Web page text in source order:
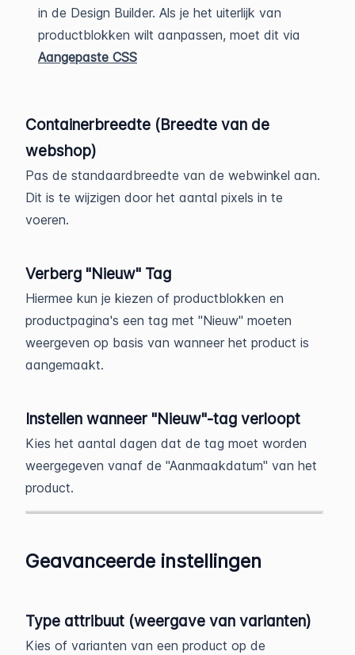
in de Design Builder. Als je het uiterlijk van
productblokken wilt aanpassen, moet dit via
Aangepaste CSS
Containerbreedte (Breedte van de
webshop)
Pas de standaardbreedte van de webwinkel aan.
Dit is te wijzigen door het aantal pixels in te
voeren.
Verberg "Nieuw" Tag
Hiermee kun je kiezen of productblokken en
productpagina's een tag met "Nieuw" moeten
weergeven op basis van wanneer het product is
aangemaakt.
Instellen wanneer "Nieuw"-tag verloopt
Kies het aantal dagen dat de tag moet worden
weergegeven vanaf de "Aanmaakdatum" van het
product.
Geavanceerde instellingen
Type attribuut (weergave van varianten)
Kies of varianten van een product op de